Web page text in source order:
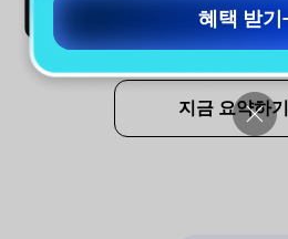
지금 요약하기
혜택 받기